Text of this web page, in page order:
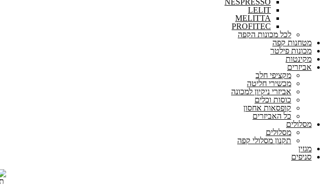
NESPRESSO
LELIT
MELITTA
PROFITEC
לכל מכונות הקפה
מטחנות קפה
מכונות פילטר
מקינטות
אביזרים
מקציפי חלב
מכשירי חליטה
אביזרי ניקיון למכונה
כוסות וכלים
קופסאות אחסון
כל האביזרים
מסלולים
מסלולים
תקנון מסלולי קפה
מגזין
סניפים